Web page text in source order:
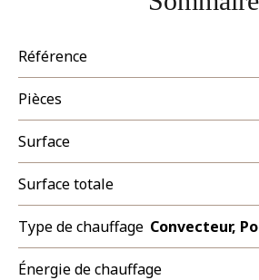
Référence
Pièces
Surface
Surface totale
Type de chauffage Convecteur,
Énergie de chauffage